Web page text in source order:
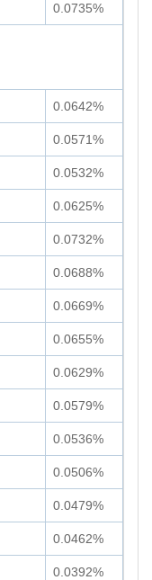
0.0735%
0.0642%
0.0571%
0.0532%
0.0625%
0.0732%
0.0688%
0.0669%
0.0655%
0.0629%
0.0579%
0.0536%
0.0506%
0.0479%
0.0462%
0.0392%